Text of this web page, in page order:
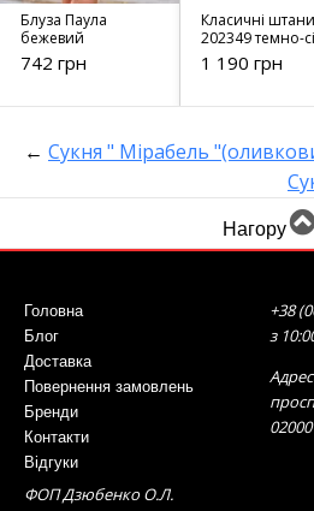
Блуза Паула
бежевий
742 грн
Класичні
202349 темно-
1 190 грн
← Сукня " Мірабель
Нагору
Головна
Блог
Доставка
Повернення замовлень
Бренди
Контакти
Відгуки
+38
з
02000
ФОП Дзюбенко О.Л.